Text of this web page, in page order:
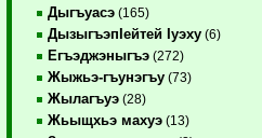
Дыгъуасэ (165)
ДызыгъэпIейтей Iуэху (6)
Егъэджэныгъэ (272)
Жыжьэ-гъунэгъу (73)
Жылагъуэ (28)
Жьыщхьэ махуэ (13)